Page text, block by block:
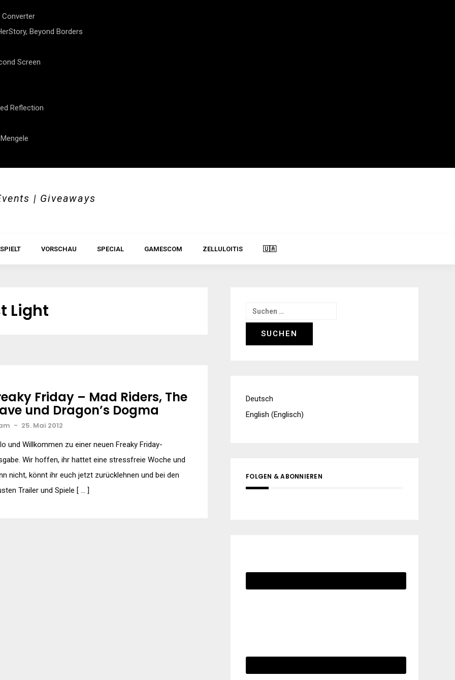
Converter
Beyond Borders
Screen
Reflection
| Giveaways
VORSCHAU SPECIAL GAMESCOM ZELLULOITIS 🇺🇦
Light
Friday – Mad Riders, The
und Dragon’s Dogma
- 25. Mai 2012
und Willkommen zu einer neuen Freaky Friday-
Wir hoffen, ihr hattet eine stressfreie Woche und
nicht, könnt ihr euch jetzt zurücklehnen und bei den
Trailer und Spiele [ … ]
Suchen
nach:
Deutsch
English (Englisch)
FOLGEN & ABONNIEREN